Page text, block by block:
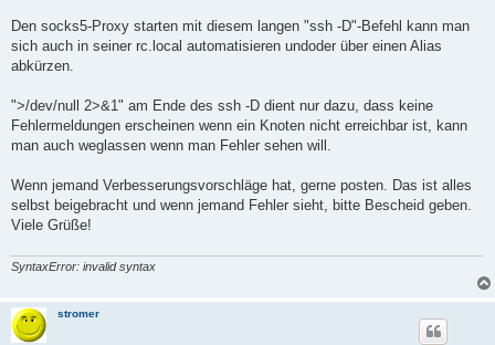
Den socks5-Proxy starten mit diesem langen "ssh -D"-Befehl kann man
sich auch in seiner rc.local automatisieren undoder über einen Alias
abkürzen.
">/dev/null 2>&1" am Ende des ssh -D dient nur dazu, dass keine
Fehlermeldungen erscheinen wenn ein Knoten nicht erreichbar ist, kann
man auch weglassen wenn man Fehler sehen will.
Wenn jemand Verbesserungsvorschläge hat, gerne posten. Das ist alles
selbst beigebracht und wenn jemand Fehler sieht, bitte Bescheid geben.
Viele Grüße!
SyntaxError: invalid syntax
stromer